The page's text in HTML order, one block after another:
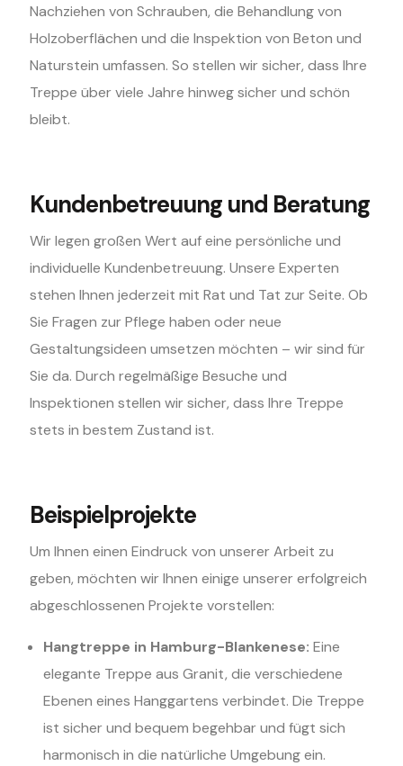
Nachziehen von Schrauben, die Behandlung von
Holzoberflächen und die Inspektion von Beton und
Naturstein umfassen. So stellen wir sicher, dass Ihre
Treppe über viele Jahre hinweg sicher und schön
bleibt.
Kundenbetreuung und Beratung
Wir legen großen Wert auf eine persönliche und
individuelle Kundenbetreuung. Unsere Experten
stehen Ihnen jederzeit mit Rat und Tat zur Seite. Ob
Sie Fragen zur Pflege haben oder neue
Gestaltungsideen umsetzen möchten – wir sind für
Sie da. Durch regelmäßige Besuche und
Inspektionen stellen wir sicher, dass Ihre Treppe
stets in bestem Zustand ist.
Beispielprojekte
Um Ihnen einen Eindruck von unserer Arbeit zu
geben, möchten wir Ihnen einige unserer erfolgreich
abgeschlossenen Projekte vorstellen:
Hangtreppe in Hamburg-Blankenese: Eine
elegante Treppe aus Granit, die verschiedene
Ebenen eines Hanggartens verbindet. Die Treppe
ist sicher und bequem begehbar und fügt sich
harmonisch in die natürliche Umgebung ein.